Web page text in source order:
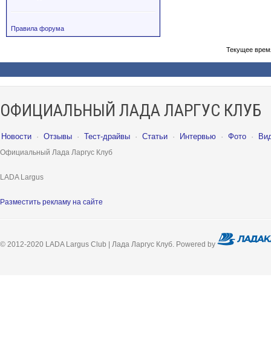
Правила форума
Текущее
ОФИЦИАЛЬНЫЙ ЛАДА ЛАРГУС КЛУБ
Новости · Отзывы · Тест-драйвы · Статьи · Интервью · Фото ·
Официальный Лада Ларгус Клуб
LADA Largus
Разместить рекламу на сайте
© 2012-2020 LADA Largus Club | Лада Ларгус Клуб. Powered by